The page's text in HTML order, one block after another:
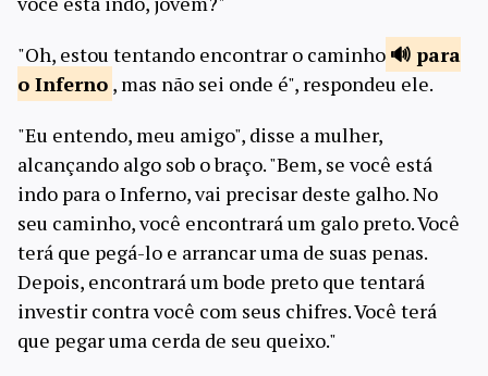
"Oh, estou tentando encontrar o caminho
para
o Inferno , mas não sei onde é", respondeu ele.
"Eu entendo, meu amigo", disse a mulher,
alcançando algo sob o braço. "Bem, se você está
indo para o Inferno, vai precisar deste galho. No
seu caminho, você encontrará um galo preto. Você
terá que pegá-lo e arrancar uma de suas penas.
Depois, encontrará um bode preto que tentará
investir contra você com seus chifres. Você terá
que pegar uma cerda de seu queixo."